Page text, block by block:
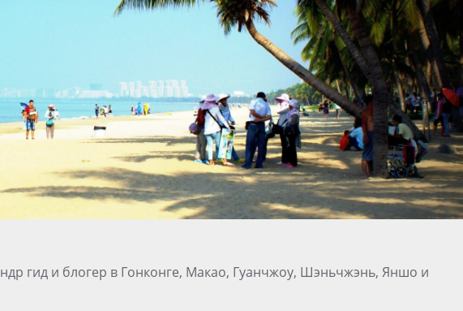
гид и блогер в Гонконге, Макао, Гуанчжоу, Шэньчжэнь, Яншо и